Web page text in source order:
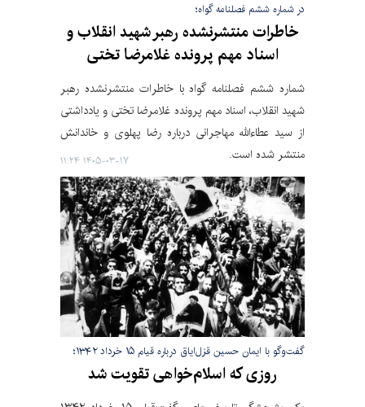
در شماره ششم فصلنامه گواه؛
خاطرات منتشرنشده رهبر شهید انقلاب و
اسناد مهم پرونده غلامرضا تختی
شماره ششم فصلنامه گواه با خاطرات منتشرنشده رهبر
شهید انقلاب، اسناد مهم پرونده غلامرضا تختی و یادداشتی
از سید عطاءالله مهاجرانی درباره رضا پهلوی و خاندانش
منتشر شده است.
۱۴۰۵-۰۳-۱۷ ۱۱:۲۴
گفت‌وگو با ایمان حسین قزل‌ایاق درباره قیام ۱۵ خرداد ۱۳۴۲؛
روزی که اسلام‌خواهی تقویت شد